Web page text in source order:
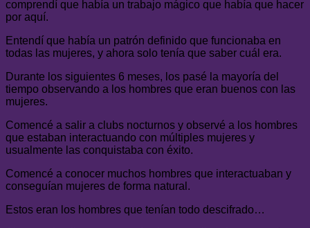
comprendí que había un trabajo mágico que había que hacer
por aquí.
Entendí que había un patrón definido que funcionaba en
todas las mujeres, y ahora solo tenía que saber cuál era.
Durante los siguientes 6 meses, los pasé la mayoría del
tiempo observando a los hombres que eran buenos con las
mujeres.
Comencé a salir a clubs nocturnos y observé a los hombres
que estaban interactuando con múltiples mujeres y
usualmente las conquistaba con éxito.
Comencé a conocer muchos hombres que interactuaban y
conseguían mujeres de forma natural.
Estos eran los hombres que tenían todo descifrado…